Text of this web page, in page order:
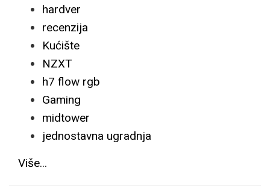
hardver
recenzija
Kućište
NZXT
h7 flow rgb
Gaming
midtower
jednostavna ugradnja
Više...